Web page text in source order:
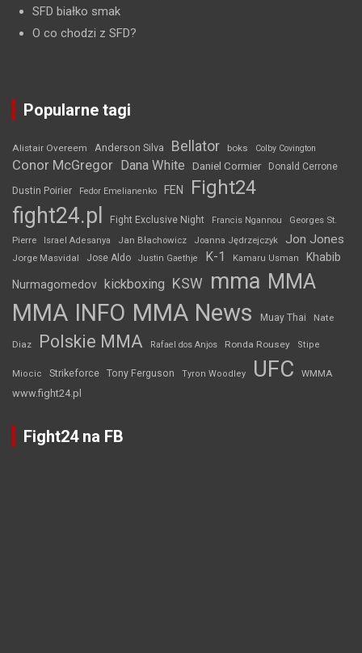
SFD białko smak
O co chodzi z SFD?
Popularne tagi
Alistair Overeem Anderson Silva Bellator boks Colby Covington
Conor McGregor Dana White Daniel Cormier Donald Cerrone
Dustin Poirier Fedor Emelianenko FEN Fight24
fight24.pl Fight Exclusive Night Francis Ngannou
Georges St.
Pierre
Israel Adesanya Jan Błachowicz Joanna Jędrzejczyk Jon Jones
Jorge Masvidal Jose Aldo Justin Gaethje K-1 Kamaru Usman Khabib
Nurmagomedov kickboxing KSW mma MMA
MMA INFO MMA News Muay Thai Nate
Diaz Polskie MMA Rafael dos Anjos Ronda Rousey Stipe
Miocic Strikeforce Tony Ferguson Tyron Woodley UFC WMMA
www.fight24.pl
Fight24 na FB